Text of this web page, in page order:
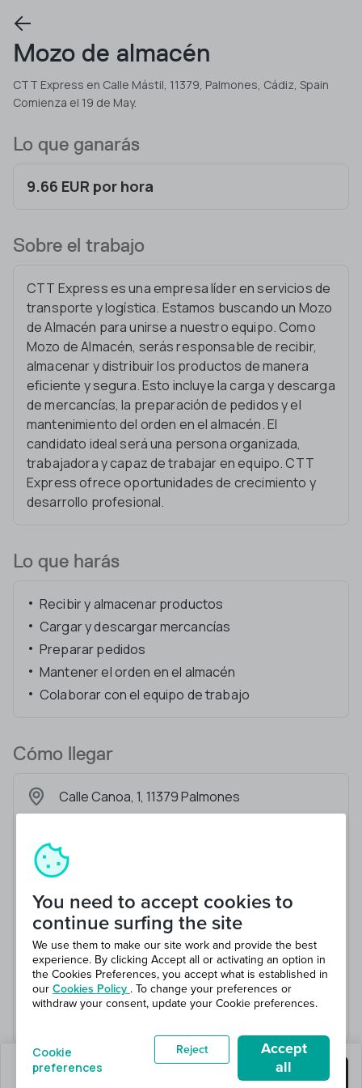
Mozo de almacén
CTT Express en Calle Mástil, 11379, Palmones, Cádiz, Spain
Comienza el 19 de May.
Lo que ganarás
9.66 EUR por hora
Sobre el trabajo
CTT Express es una empresa líder en servicios de
transporte y logística. Estamos buscando un Mozo
de Almacén para unirse a nuestro equipo. Como
Mozo de Almacén, serás responsable de recibir,
almacenar y distribuir los productos de manera
eficiente y segura. Esto incluye la carga y descarga
de mercancías, la preparación de pedidos y el
mantenimiento del orden en el almacén. El
candidato ideal será una persona organizada,
trabajadora y capaz de trabajar en equipo. CTT
Express ofrece oportunidades de crecimiento y
desarrollo profesional.
Lo que harás
Recibir y almacenar productos
Cargar y descargar mercancías
Preparar pedidos
Mantener el orden en el almacén
Colaborar con el equipo de trabajo
Cómo llegar
Calle Canoa, 1, 11379 Palmones
quedan 0 puestos Consigue este trabajo
You need to accept cookies to
continue surfing the site
We use them to make our site work and provide the best
experience. By clicking Accept all or activating an option in
the Cookies Preferences, you accept what is established in
our Cookies Policy . To change your preferences or
withdraw your consent, update your Cookie preferences.
Cookie
preferences
Reject
Accept
all